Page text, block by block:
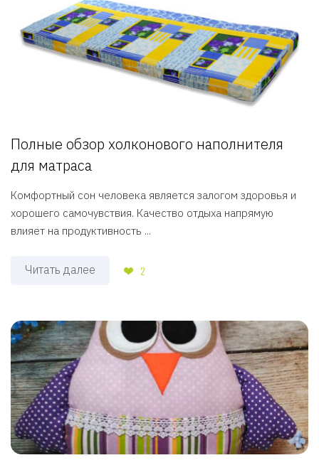
Полные обзор холконового наполнителя
для матраса
Комфортный сон человека является залогом здоровья и
хорошего самочувствия. Качество отдыха напрямую
влияет на продуктивность ...
Читать далее 2